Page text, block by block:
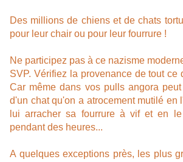
Des millions de chiens et de chats
pour leur chair ou pour leur fourrure !
Ne participez pas à ce nazisme
SVP. Vérifiez la provenance de tout ce
Car même dans vos pulls angora
d'un chat qu'on a atrocement mutilé en
lui arracher sa fourrure à vif et en
pendant des heures...
A quelques exceptions près, les plus